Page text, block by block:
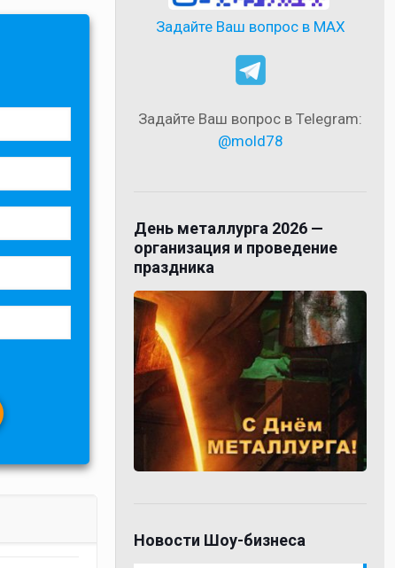
Задайте Ваш вопрос в MAX
Задайте Ваш вопрос в Telegram:
@mold78
День металлурга 2026 —
организация и проведение
праздника
Новости Шоу-бизнеса